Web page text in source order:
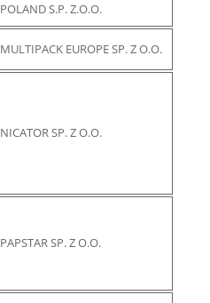
POLAND S.P. Z.O.O.
MULTIPACK EUROPE SP. Z O.O.
NICATOR SP. Z O.O.
PAPSTAR SP. Z O.O.